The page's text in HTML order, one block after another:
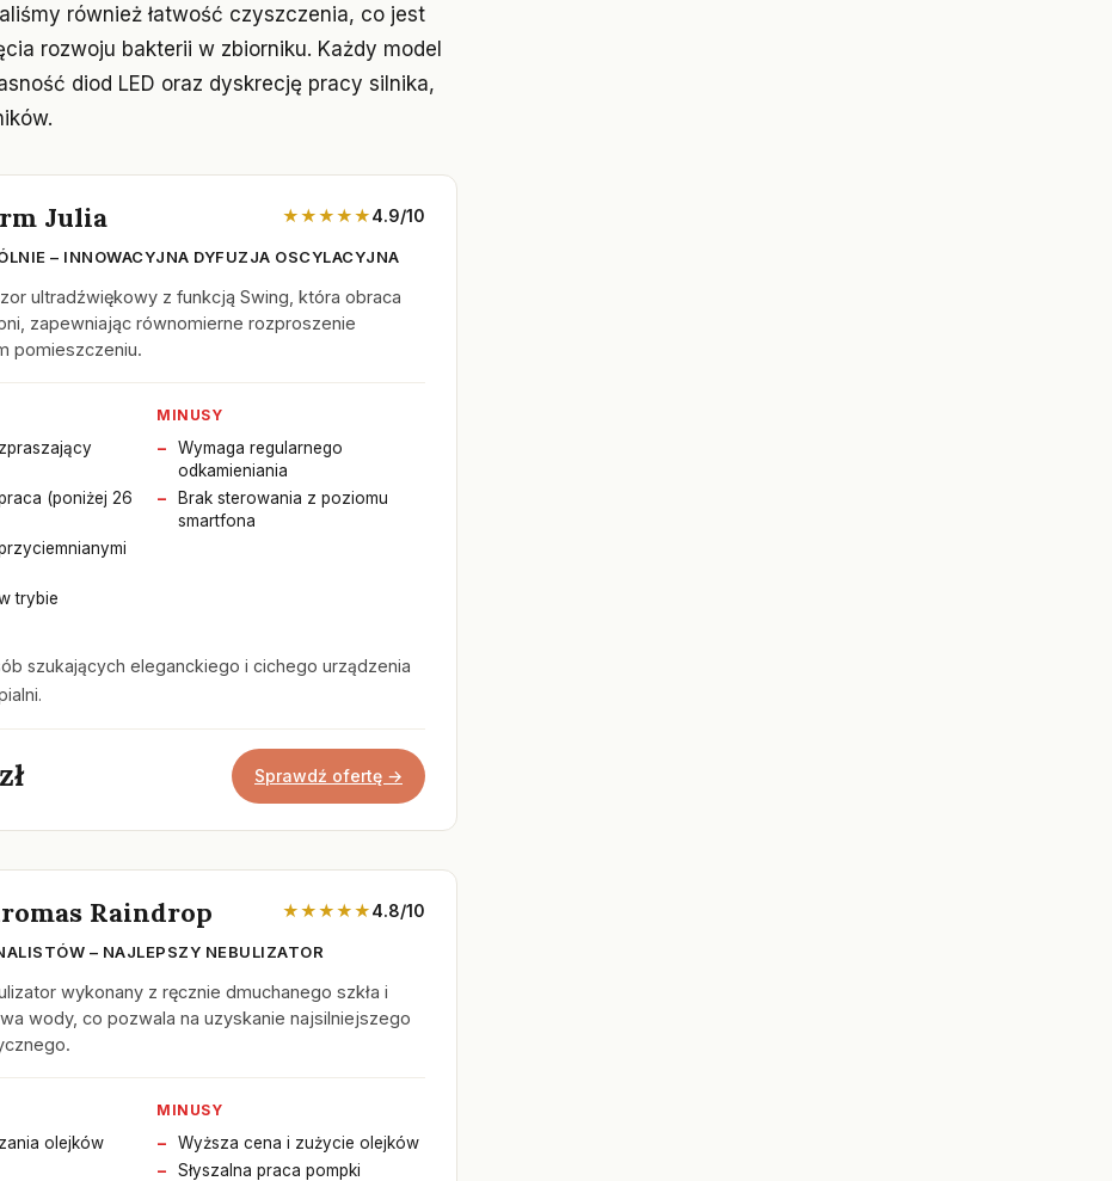
również łatwość czyszczenia, co jest
rozwoju bakterii w zbiorniku. Każdy model
diod LED oraz dyskrecję pracy silnika,
Julia ★★★★★4.9/10
– INNOWACYJNA DYFUZJA OSCYLACYJNA
ultradźwiękowy z funkcją Swing, która obraca
zapewniając równomierne rozproszenie
pomieszczeniu.
(poniżej 26
trybie
MINUSY
Wymaga regularnego
odkamieniania
Brak sterowania z poziomu
smartfona
szukających eleganckiego i cichego urządzenia
Sprawdź ofertę →
Raindrop ★★★★★4.8/10
– NAJLEPSZY NEBULIZATOR
wykonany z ręcznie dmuchanego szkła i
wody, co pozwala na uzyskanie najsilniejszego
olejków
MINUSY
Wyższa cena i zużycie olejków
Słyszalna praca pompki